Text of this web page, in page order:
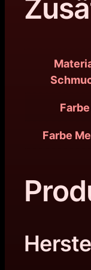
Farbe
Farbe